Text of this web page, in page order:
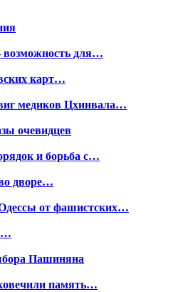
возможность для…
карт…
медиков Цхинвала…
очевидцев
и борьба с…
дворе…
от фашистских…
Пашиняна
память…